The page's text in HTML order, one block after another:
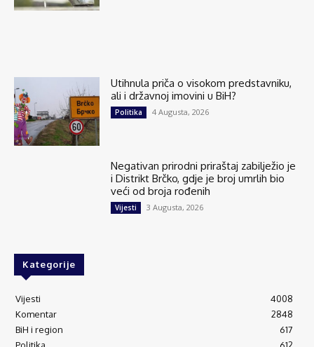
Utihnula priča o visokom predstavniku,
ali i državnoj imovini u BiH?
Politika 4 Augusta, 2026
Negativan prirodni priraštaj zabilježio je
i Distrikt Brčko, gdje je broj umrlih bio
veći od broja rođenih
Vijesti 3 Augusta, 2026
Kategorije
Vijesti
4008
Komentar
2848
BiH i region
617